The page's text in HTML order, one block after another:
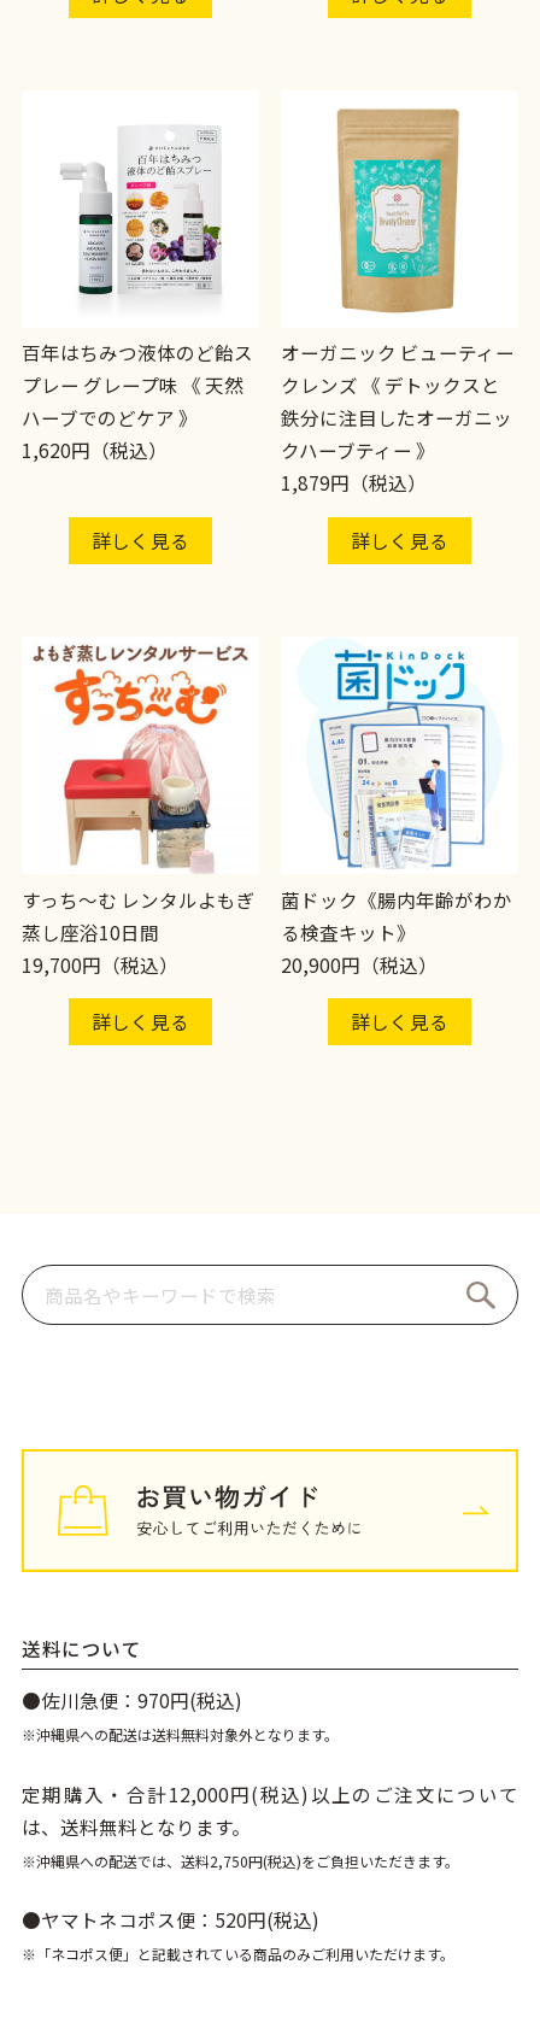
百年はちみつ液体のど飴ス
プレー グレープ味 《 天然
ハーブでのどケア 》
1,620円（税込）
詳しく見る
オーガニック ビューティー
クレンズ 《 デトックスと
鉄分に注目したオーガニッ
クハーブティー 》
1,879円（税込）
詳しく見る
すっち〜む レンタルよもぎ
蒸し座浴10日間
19,700円（税込）
詳しく見る
菌ドック《腸内年齢がわか
る検査キット》
20,900円（税込）
詳しく見る
送料について
●佐川急便：970円(税込)
※沖縄県への配送は送料無料対象外となります。
定期購入・合計12,000円(税込)以上のご注文について
は、送料無料となります。
※沖縄県への配送では、送料2,750円(税込)をご負担いただきます。
●ヤマトネコポス便：520円(税込)
※「ネコポス便」と記載されている商品のみご利用いただけます。